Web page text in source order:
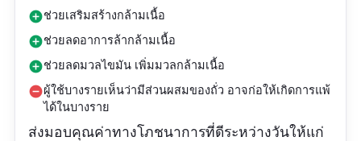
add_circleช่วยเสริมสร้างกล้ามเนื้อ
add_circleช่วยลดอาการล้ากล้ามเนื้อ
add_circleช่วยลดมวลไขมัน เพิ่มมวลกล้ามเนื้อ
remove_circleผู้ใช้บางรายเห็นว่ามีส่วนผสมของถั่ว อาจก่อให้เกิดการแพ้
ได้ในบางราย
ส่งมอบคุณค่าทางโภชนาการที่ดีระหว่างวันให้แก่